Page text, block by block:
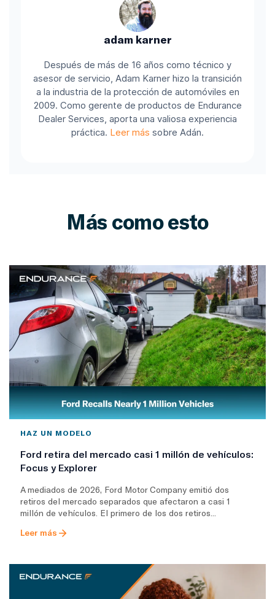
adam karner
Después de más de 16 años como técnico y
asesor de servicio, Adam Karner hizo la transición
a la industria de la protección de automóviles en
2009. Como gerente de productos de Endurance
Dealer Services, aporta una valiosa experiencia
práctica. Leer más sobre Adán.
Más como esto
HAZ UN MODELO
Ford retira del mercado casi 1 millón de vehículos:
Focus y Explorer
A mediados de 2026, Ford Motor Company emitió dos
retiros del mercado separados que afectaron a casi 1
millón de vehículos. El primero de los dos retiros...
Leer más